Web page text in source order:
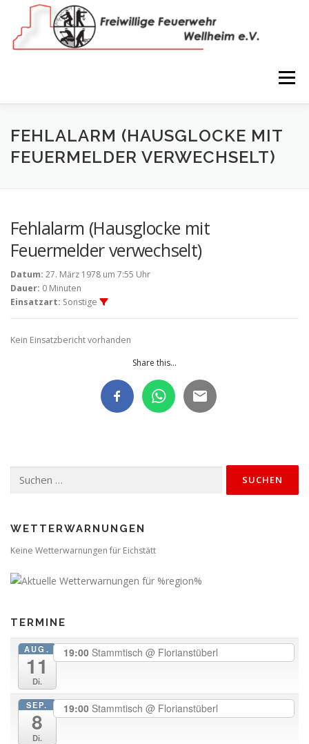
springen
Menü
NEWS VEREIN 150 JAHRE FEUERWEHR
COOKIE-RICHTLINIE (EU)
FEHLALARM (HAUSGLOCKE MIT
FEUERMELDER VERWECHSELT)
Fehlalarm (Hausglocke mit
Feuermelder verwechselt)
Datum: 27. März 1978 um 7:55 Uhr
Dauer: 0 Minuten
Einsatzart: Sonstige
Kein Einsatzbericht vorhanden
Share this...
nach:
WETTERWARNUNGEN
Keine Wetterwarnungen für Eichstätt
TERMINE
AUG.
11
Di.
19:00 Stammtisch @ Florianstüberl
SEP.
8
Di.
19:00 Stammtisch @ Florianstüberl